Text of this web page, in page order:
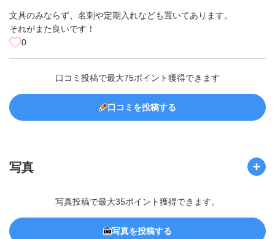
文具のみならず、名刺や定期入れなども置いてあります。
それがまた良いです！
0
口コミ投稿で最大75ポイント獲得できます
口コミを投稿する
写真
写真投稿で最大35ポイント獲得できます。
写真を投稿する